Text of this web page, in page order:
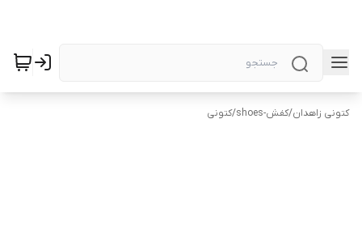
کتونی زاهدان/کفش-shoes /کتونی